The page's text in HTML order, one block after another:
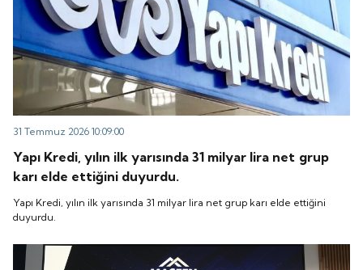
31 Temmuz 2026 10:09:00
Yapı Kredi, yılın ilk yarısında 31 milyar lira net grup
karı elde ettiğini duyurdu.
Yapı Kredi, yılın ilk yarısında 31 milyar lira net grup karı elde ettiğini
duyurdu.